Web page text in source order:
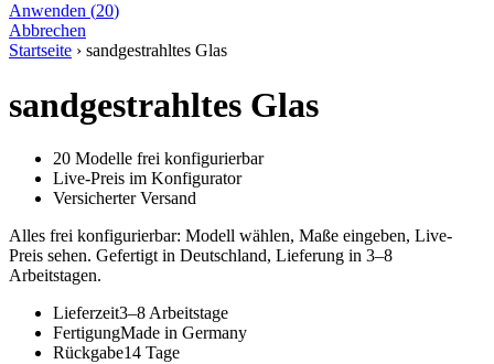
Anwenden (20)
Abbrechen
Startseite › sandgestrahltes Glas
sandgestrahltes Glas
20 Modelle frei konfigurierbar
Live-Preis im Konfigurator
Versicherter Versand
Alles frei konfigurierbar: Modell wählen, Maße eingeben, Live-
Preis sehen. Gefertigt in Deutschland, Lieferung in 3–8
Arbeitstagen.
Lieferzeit3–8 Arbeitstage
FertigungMade in Germany
Rückgabe14 Tage